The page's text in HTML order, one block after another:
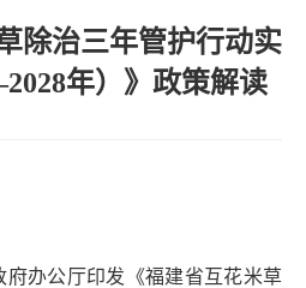
除治三年管护行动实
年）》政策解读
办公厅印发《福建省互花米草